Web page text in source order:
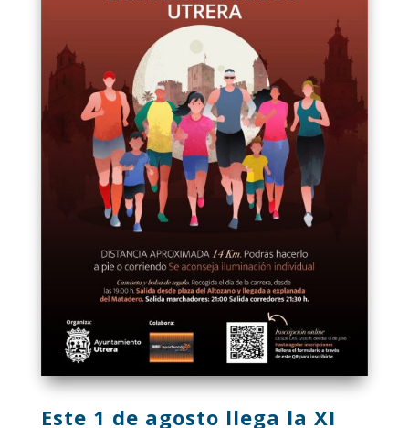
Este 1 de agosto llega la XI